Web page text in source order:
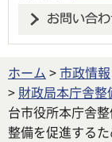
ホーム >市政情報
> 財政局本庁舎整
台市役所本庁舎
整備を促進する